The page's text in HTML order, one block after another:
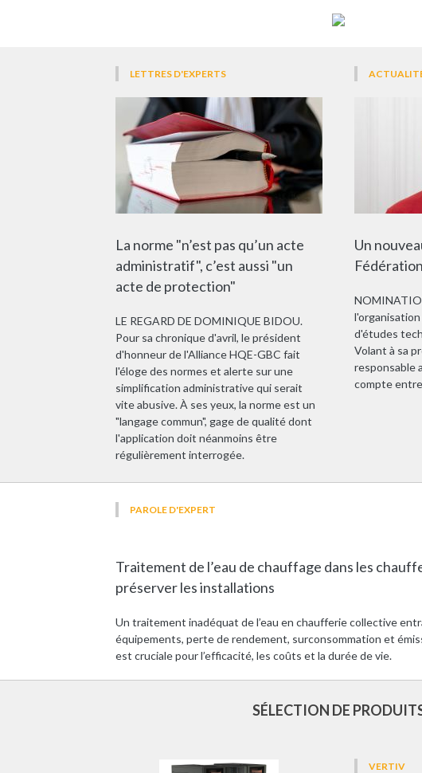
LETTRES D'EXPERTS
La norme "n’est pas qu’un acte
administratif", c’est aussi "un
acte de protection"
LE REGARD DE DOMINIQUE BIDOU.
Pour sa chronique d'avril, le président
d'honneur de l'Alliance HQE-GBC fait
l'éloge des normes et alerte sur une
simplification administrative qui serait
vite abusive. À ses yeux, la norme est un
"langage commun", gage de qualité dont
l'application doit néanmoins être
régulièrement interrogée.
Un
d'études
Volant à sa
responsable
compte
PAROLE D'EXPERT
Traitement de l’eau de chauffage dans les
préserver les installations
Un traitement inadéquat de l’eau en chaufferie collective
équipements, perte de rendement, surconsommation et
est cruciale pour l’efficacité, les coûts et la durée de vie.
SÉLECTION DE
VERTIV